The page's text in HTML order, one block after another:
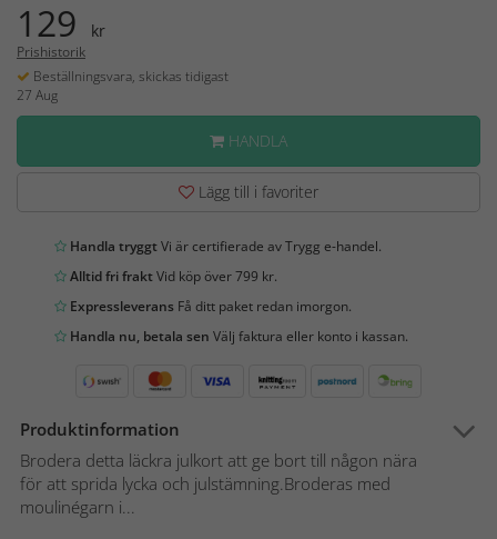
129 kr
Prishistorik
Beställningsvara, skickas tidigast
27 Aug
HANDLA
Lägg till i favoriter
Handla tryggtVi är certifierade av Trygg e-handel.
Alltid fri fraktVid köp över 799 kr.
Expressleverans Få ditt paket redan imorgon.
Handla nu, betala sen Välj faktura eller konto i kassan.
Produktinformation
Brodera detta läckra julkort att ge bort till någon nära
för att sprida lycka och julstämning.Broderas med
moulinégarn i...